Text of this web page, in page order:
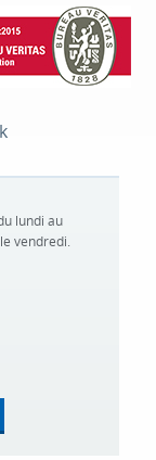
lundi au
vendredi.